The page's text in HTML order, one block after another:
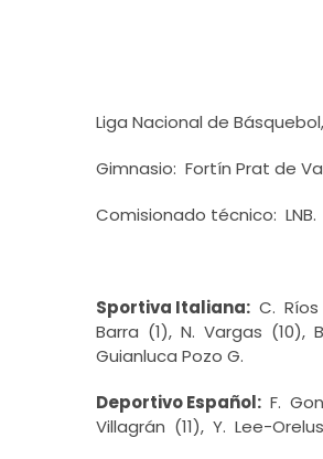
Liga Nacional de
Gimnasio: Fortín Prat de
Comisionado técnico: LNB.
Sportiva Italiana: C.
Barra (1), N. Vargas (10),
Guianluca Pozo G.
Deportivo Español: F.
Villagrán (11), Y. Lee-